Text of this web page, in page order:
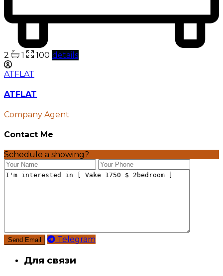
2 1 100 details
ATFLAT
ATFLAT
Company Agent
Contact Me
Schedule a showing?
Telegram
Для связи